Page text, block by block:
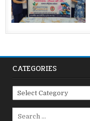
CATEGORIES
Categories